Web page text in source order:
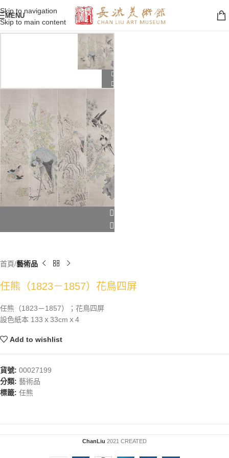
Skip to navigation
Skip to main content
MENU
首頁 藝術品
任熊（1823－1857）花鳥四屏
任熊（1823－1857）；花鳥四屏
設色紙本 133ｘ33cmｘ4
Add to wishlist
貨號: 00027199
分類: 藝術品
標籤: 任熊
ChanLiu 2021 CREATED